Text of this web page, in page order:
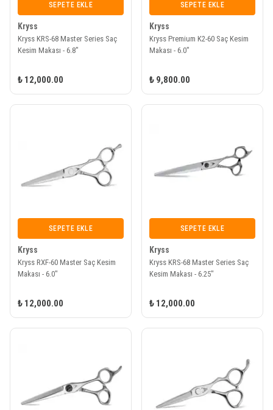
SEPETE EKLE
Kryss
Kryss KRS-68 Master Series Saç
Kesim Makası - 6.8"
₺ 12,000.00
SEPETE EKLE
Kryss
Kryss Premium K2-60 Saç Kesim
Makası - 6.0"
₺ 9,800.00
SEPETE EKLE
Kryss
Kryss RXF-60 Master Saç Kesim
Makası - 6.0"
₺ 12,000.00
SEPETE EKLE
Kryss
Kryss KRS-68 Master Series Saç
Kesim Makası - 6.25"
₺ 12,000.00